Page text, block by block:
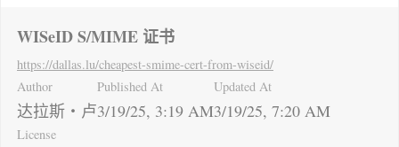
WISeID S/MIME 证书
https://dallas.lu/cheapest-smime-cert-from-wiseid/
Author
达拉斯・卢
Published At
3/19/25, 3:19 AM
Updated At
3/19/25, 7:20 AM
License